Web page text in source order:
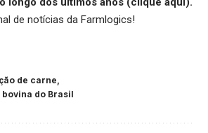
de notícias da Farmlogics!
de carne
do Brasil